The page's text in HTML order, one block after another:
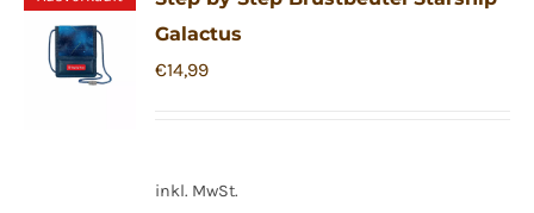
Galactus
€14,99
inkl. MwSt.